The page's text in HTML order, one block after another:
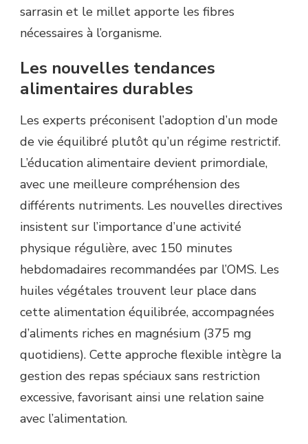
sarrasin et le millet apporte les fibres
nécessaires à l’organisme.
Les nouvelles tendances
alimentaires durables
Les experts préconisent l’adoption d’un mode
de vie équilibré plutôt qu’un régime restrictif.
L’éducation alimentaire devient primordiale,
avec une meilleure compréhension des
différents nutriments. Les nouvelles directives
insistent sur l’importance d’une activité
physique régulière, avec 150 minutes
hebdomadaires recommandées par l’OMS. Les
huiles végétales trouvent leur place dans
cette alimentation équilibrée, accompagnées
d’aliments riches en magnésium (375 mg
quotidiens). Cette approche flexible intègre la
gestion des repas spéciaux sans restriction
excessive, favorisant ainsi une relation saine
avec l’alimentation.